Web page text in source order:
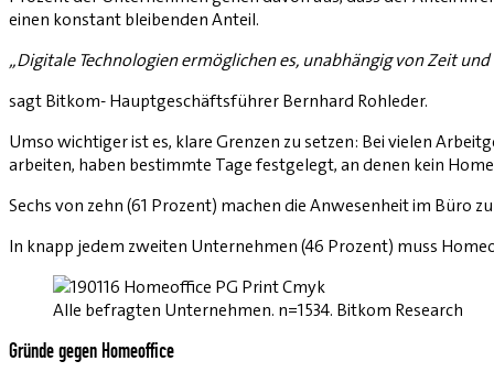
einen konstant bleibenden Anteil.
„Digitale Technologien ermöglichen es, unabhängig von Zeit
sagt Bitkom- Hauptgeschäftsführer Bernhard Rohleder.
Umso wichtiger ist es, klare Grenzen zu setzen: Bei vielen
arbeiten, haben bestimmte Tage festgelegt, an denen kein
Sechs von zehn (61 Prozent) machen die Anwesenheit im Büro
In knapp jedem zweiten Unternehmen (46 Prozent) muss
Alle befragten Unternehmen. n=1534. Bitkom Research
Gründe gegen Homeoffice